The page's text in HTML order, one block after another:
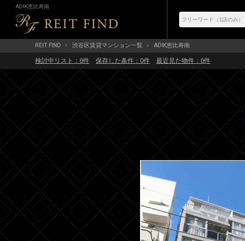
ADIK恵比寿南
REIT FIND 渋谷区賃貸マンション一覧 ADIK恵比寿南
検討中リスト： 0件 保存した条件： 0件 最近見た物件： 0件